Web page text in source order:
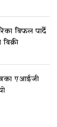
बिफल पार्दै
एआईजी